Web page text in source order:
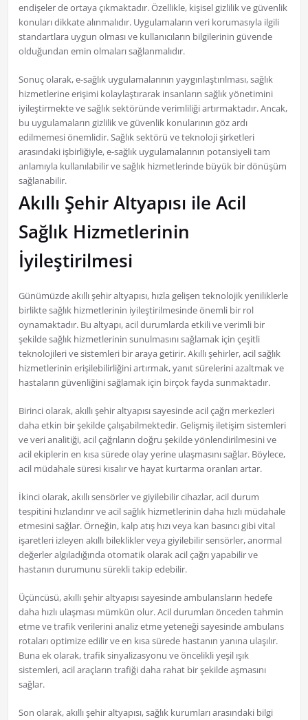
endişeler de ortaya çıkmaktadır. Özellikle, kişisel gizlilik ve güvenlik
konuları dikkate alınmalıdır. Uygulamaların veri korumasıyla ilgili
standartlara uygun olması ve kullanıcıların bilgilerinin güvende
olduğundan emin olmaları sağlanmalıdır.
Sonuç olarak, e-sağlık uygulamalarının yaygınlaştırılması, sağlık
hizmetlerine erişimi kolaylaştırarak insanların sağlık yönetimini
iyileştirmekte ve sağlık sektöründe verimliliği artırmaktadır. Ancak,
bu uygulamaların gizlilik ve güvenlik konularının göz ardı
edilmemesi önemlidir. Sağlık sektörü ve teknoloji şirketleri
arasındaki işbirliğiyle, e-sağlık uygulamalarının potansiyeli tam
anlamıyla kullanılabilir ve sağlık hizmetlerinde büyük bir dönüşüm
sağlanabilir.
Akıllı Şehir Altyapısı ile Acil
Sağlık Hizmetlerinin
İyileştirilmesi
Günümüzde akıllı şehir altyapısı, hızla gelişen teknolojik yeniliklerle
birlikte sağlık hizmetlerinin iyileştirilmesinde önemli bir rol
oynamaktadır. Bu altyapı, acil durumlarda etkili ve verimli bir
şekilde sağlık hizmetlerinin sunulmasını sağlamak için çeşitli
teknolojileri ve sistemleri bir araya getirir. Akıllı şehirler, acil sağlık
hizmetlerinin erişilebilirliğini artırmak, yanıt sürelerini azaltmak ve
hastaların güvenliğini sağlamak için birçok fayda sunmaktadır.
Birinci olarak, akıllı şehir altyapısı sayesinde acil çağrı merkezleri
daha etkin bir şekilde çalışabilmektedir. Gelişmiş iletişim sistemleri
ve veri analitiği, acil çağrıların doğru şekilde yönlendirilmesini ve
acil ekiplerin en kısa sürede olay yerine ulaşmasını sağlar. Böylece,
acil müdahale süresi kısalır ve hayat kurtarma oranları artar.
İkinci olarak, akıllı sensörler ve giyilebilir cihazlar, acil durum
tespitini hızlandırır ve acil sağlık hizmetlerinin daha hızlı müdahale
etmesini sağlar. Örneğin, kalp atış hızı veya kan basıncı gibi vital
işaretleri izleyen akıllı bileklikler veya giyilebilir sensörler, anormal
değerler algıladığında otomatik olarak acil çağrı yapabilir ve
hastanın durumunu sürekli takip edebilir.
Üçüncüsü, akıllı şehir altyapısı sayesinde ambulansların hedefe
daha hızlı ulaşması mümkün olur. Acil durumları önceden tahmin
etme ve trafik verilerini analiz etme yeteneği sayesinde ambulans
rotaları optimize edilir ve en kısa sürede hastanın yanına ulaşılır.
Buna ek olarak, trafik sinyalizasyonu ve öncelikli yeşil ışık
sistemleri, acil araçların trafiği daha rahat bir şekilde aşmasını
sağlar.
Son olarak, akıllı şehir altyapısı, sağlık kurumları arasındaki bilgi